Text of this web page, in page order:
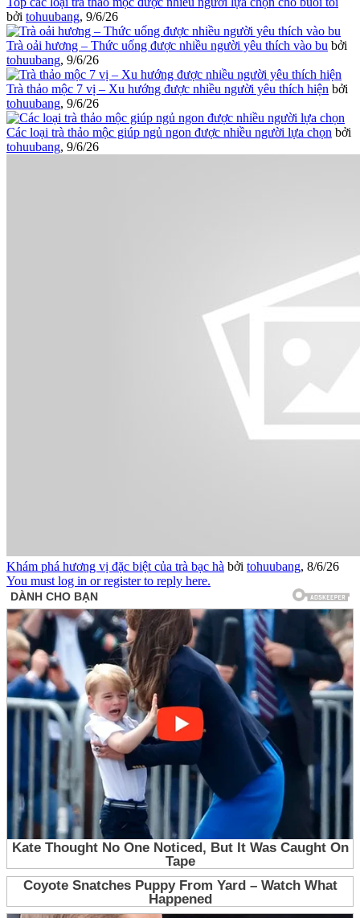
bởi tohuubang, 9/6/26
Trà oải hương – Thức uống được nhiều người yêu thích vào bu bởi
tohuubang, 9/6/26
Trà thảo mộc 7 vị – Xu hướng được nhiều người yêu thích hiện bởi
tohuubang, 9/6/26
Các loại trà thảo mộc giúp ngủ ngon được nhiều người lựa chọn bởi
tohuubang, 9/6/26
Khám phá hương vị đặc biệt của trà bạc hà bởi tohuubang, 8/6/26
You must log in or register to reply here.